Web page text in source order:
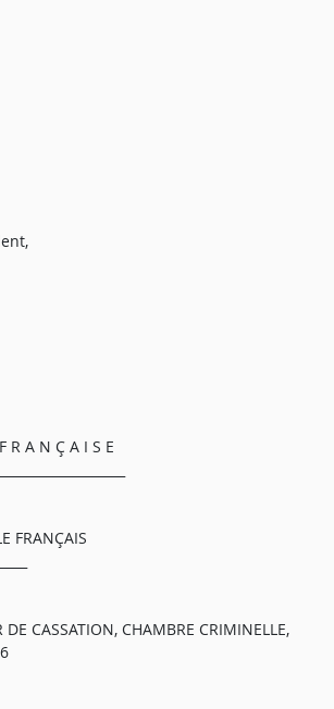
R A N Ç A I S E
FRANÇAIS
DE CASSATION, CHAMBRE CRIMINELLE,